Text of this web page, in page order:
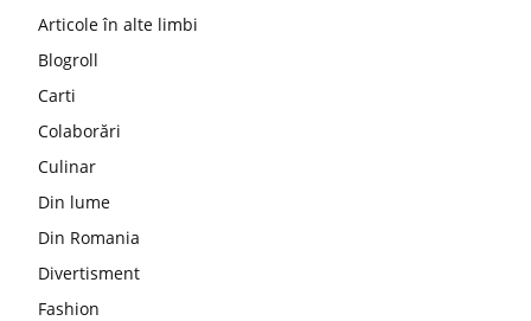
Articole în alte limbi
Blogroll
Carti
Colaborări
Culinar
Din lume
Din Romania
Divertisment
Fashion